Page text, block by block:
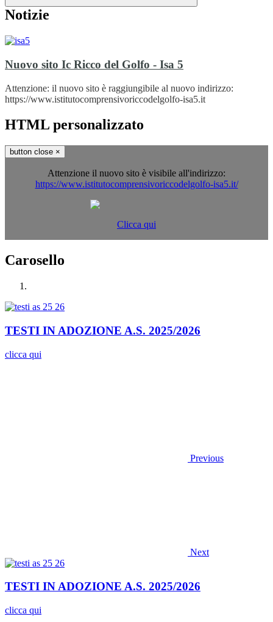
Notizie
Nuovo sito Ic Ricco del Golfo - Isa 5
Attenzione: il nuovo sito è raggiungibile al nuovo indirizzo:
https://www.istitutocomprensivoriccodelgolfo-isa5.it
HTML personalizzato
button close ×
Attenzione il nuovo sito è visibile all'indirizzo:
https://www.istitutocomprensivoriccodelgolfo-isa5.it/
Clicca qui
Carosello
TESTI IN ADOZIONE A.S. 2025/2026
clicca qui
Previous
Next
TESTI IN ADOZIONE A.S. 2025/2026
clicca qui